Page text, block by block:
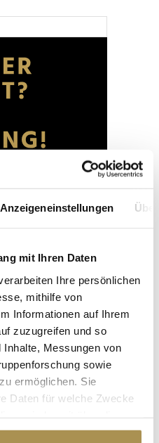
Anzeigeneinstellungen
mit Ihren Daten
Ihre persönlichen
mithilfe von
Informationen auf Ihrem
zuzugreifen und so
Inhalte, Messungen von
sowie
ermöglichen. Sie
Daten für welche Zwecke
Klicken auf das Privacy